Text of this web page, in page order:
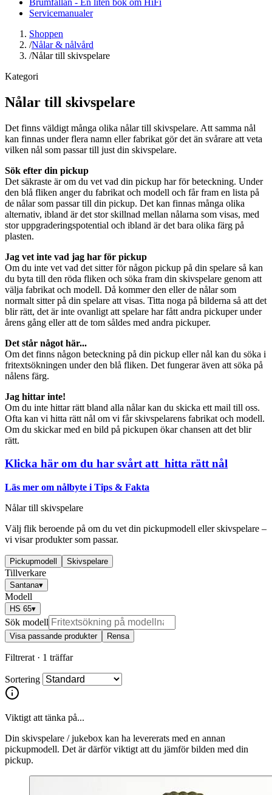
Servicemanualer
Shoppen
/Nålar & nålvård
/Nålar till skivspelare
Kategori
Nålar till skivspelare
Det finns väldigt många olika nålar till skivspelare. Att samma nål
kan finnas under flera namn eller fabrikat gör det än svårare att veta
vilken nål som passar till just din skivspelare.
Sök efter din pickup
Det säkraste är om du vet vad din pickup har för beteckning. Under
den blå fliken anger du fabrikat och modell och får fram en lista på
de nålar som passar till din pickup. Det kan finnas många olika
alternativ, ibland är det stor skillnad mellan nålarna som visas, med
stor uppgraderingspotential och ibland är det bara olika färg på
plasten.
Jag vet inte vad jag har för pickup
Om du inte vet vad det sitter för någon pickup på din spelare så kan
du byta till den röda fliken och söka fram din skivspelare genom att
välja fabrikat och modell. Då kommer den eller de nålar som
normalt sitter på din spelare att visas. Titta noga på bilderna så att det
blir rätt, det är inte ovanligt att spelare har fått andra pickuper under
årens gång eller att de tom såldes med andra pickuper.
Det står något här...
Om det finns någon beteckning på din pickup eller nål kan du söka i
fritextsökningen under den blå fliken. Det fungerar även att söka på
nålens färg.
Jag hittar inte!
Om du inte hittar rätt bland alla nålar kan du skicka ett mail till oss.
Ofta kan vi hitta rätt nål om vi får skivspelarens fabrikat och modell.
Om du skickar med en bild på pickupen ökar chansen att det blir
rätt.
Klicka här om du har svårt att hitta rätt nål
Läs mer om nålbyte i Tips & Fakta
Nålar till skivspelare
Välj flik beroende på om du vet din pickupmodell eller skivspelare –
vi visar produkter som passar.
Pickupmodell Skivspelare
Tillverkare
Santana▾
Modell
HS 65▾
Sök modell
Visa passande produkter Rensa
Filtrerat · 1 träffar
Sortering
Viktigt att tänka på...
Din skivspelare / jukebox kan ha levererats med en annan
pickupmodell. Det är därför viktigt att du jämför bilden med din
pickup.